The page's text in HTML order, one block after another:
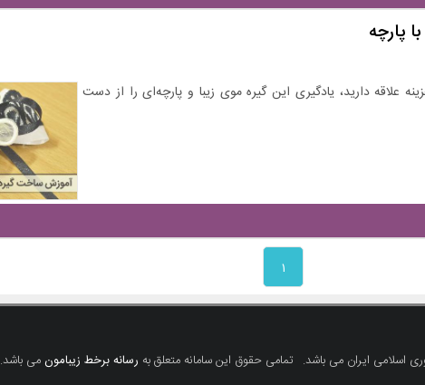
پارچه
علاقه دارید، یادگیری این گیره موی زیبا و پارچه‌ای را از دست
۱
اسلامی ایران می باشد. تمامی حقوق این سامانه متعلق به رسانه برخط زیبامونمی باشد.